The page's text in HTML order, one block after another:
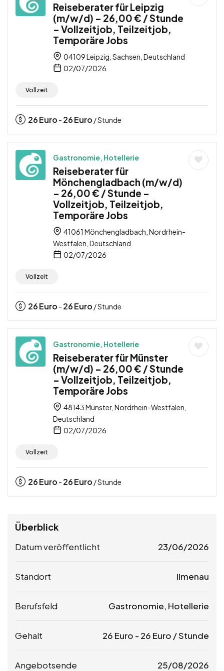
Reiseberater für Leipzig
(m/w/d) – 26,00 € / Stunde
– Vollzeitjob, Teilzeitjob,
Temporäre Jobs
04109 Leipzig, Sachsen, Deutschland
02/07/2026
Vollzeit
26Euro - 26Euro / Stunde
Gastronomie, Hotellerie
Reiseberater für
Mönchengladbach (m/w/d)
– 26,00 € / Stunde –
Vollzeitjob, Teilzeitjob,
Temporäre Jobs
41061 Mönchengladbach, Nordrhein-
Westfalen, Deutschland
02/07/2026
Vollzeit
26Euro - 26Euro / Stunde
Gastronomie, Hotellerie
Reiseberater für Münster
(m/w/d) – 26,00 € / Stunde
– Vollzeitjob, Teilzeitjob,
Temporäre Jobs
48143 Münster, Nordrhein-Westfalen,
Deutschland
02/07/2026
Vollzeit
26Euro - 26Euro / Stunde
Überblick
Datum veröffentlicht 23/06/2026
Standort Ilmenau
Berufsfeld Gastronomie, Hotellerie
Gehalt 26 Euro - 26 Euro / Stunde
Angebotsende 25/08/2026